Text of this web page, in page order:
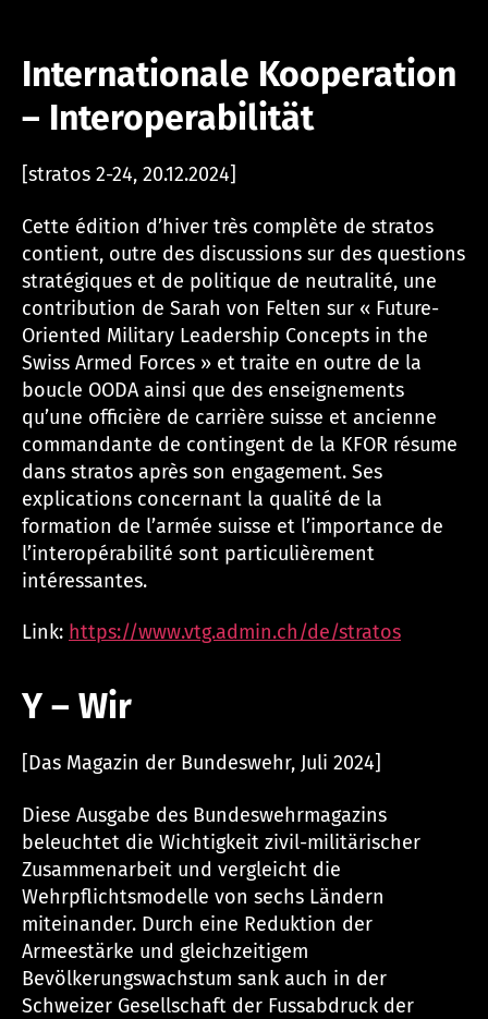
Internationale Kooperation
– Interoperabilität
[stratos 2-24, 20.12.2024]
Cette édition d’hiver très complète de stratos
contient, outre des discussions sur des questions
stratégiques et de politique de neutralité, une
contribution de Sarah von Felten sur « Future-
Oriented Military Leadership Concepts in the
Swiss Armed Forces » et traite en outre de la
boucle OODA ainsi que des enseignements
qu’une officière de carrière suisse et ancienne
commandante de contingent de la KFOR résume
dans stratos après son engagement. Ses
explications concernant la qualité de la
formation de l’armée suisse et l’importance de
l’interopérabilité sont particulièrement
intéressantes.
Link: https://www.vtg.admin.ch/de/stratos
Y – Wir
[Das Magazin der Bundeswehr, Juli 2024]
Diese Ausgabe des Bundeswehrmagazins
beleuchtet die Wichtigkeit zivil-militärischer
Zusammenarbeit und vergleicht die
Wehrpflichtsmodelle von sechs Ländern
miteinander. Durch eine Reduktion der
Armeestärke und gleichzeitigem
Bevölkerungswachstum sank auch in der
Schweizer Gesellschaft der Fussabdruck der